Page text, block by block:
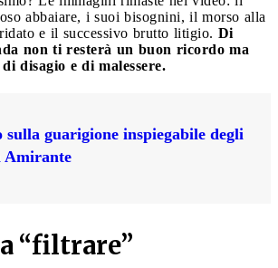
abbaiare, i suoi bisognini, il morso alla
e il successivo brutto litigio. Di
non ti resterà un buon ricordo ma
disagio e di malessere.
guarigione inspiegabile degli
Amirante
“filtrare”